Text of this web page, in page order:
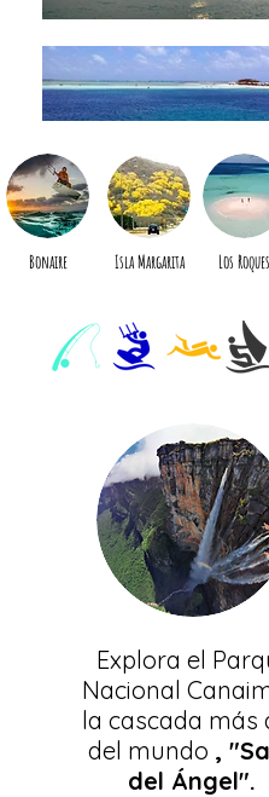
¡El especialista en
las Islas de
Caribe!
Bonaire Isla Margarita Los Roques
Explora el
Nacional
la cascada más
del mundo ,
del Ángel".